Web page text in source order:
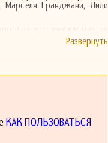
Марселя Гранджани, Лили
и на протяжении многих
1957), был дирижёром,
профессором музыки в
многих лет.
КАК ПОЛЬЗОВАТЬСЯ